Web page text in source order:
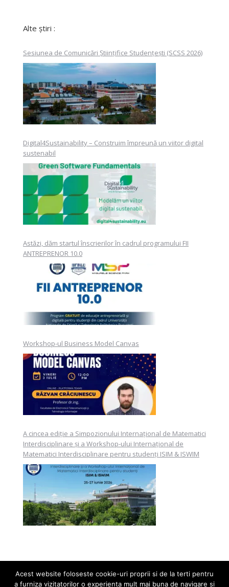
Alte știri :
Sesiunea de Comunicări Științifice Studențești (SCSS 2026)
Digital4Sustainability – Construim împreună un viitor digital
sustenabil
Astăzi, dăm startul înscrierilor în cadrul programului FII
ANTREPRENOR 10.0
Workshop-ul Business Model Canvas
A cincea ediție a Simpozionului Internațional de Matematici
Interdisciplinare și a Workshop-ului Internațional de
Matematici Interdisciplinare pentru studenți ISIM & ISWIM
Acest website foloseste cookie-uri proprii si de la terti pentru
a furniza vizitatorilor o experienta mult mai buna de navigare si